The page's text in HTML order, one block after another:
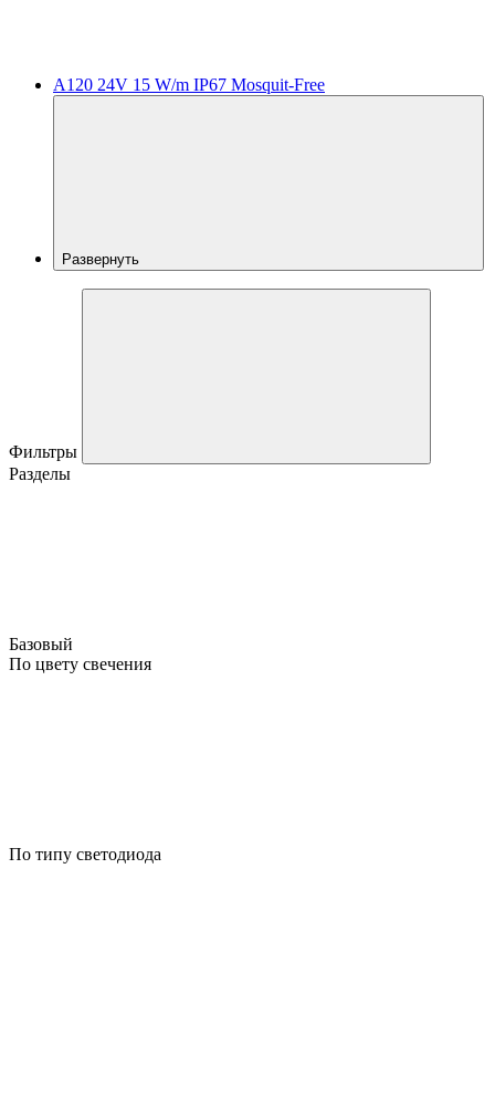
A120 24V 15 W/m IP67 Mosquit-Free
Развернуть
Фильтры
Разделы
Базовый
По цвету свечения
По типу светодиода